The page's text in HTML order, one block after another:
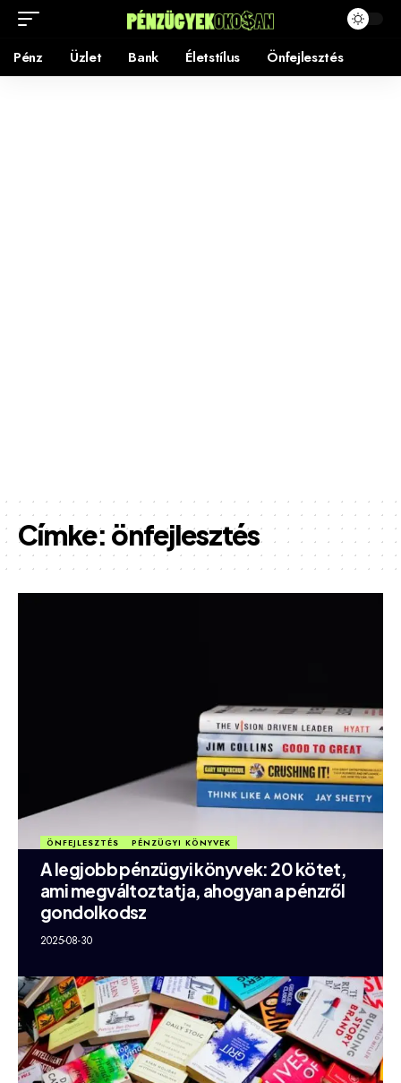
Pénz Üzlet Bank Életstílus Önfejlesztés
Címke: önfejlesztés
ÖNFEJLESZTÉS PÉNZÜGYI KÖNYVEK
A legjobb pénzügyi könyvek: 20 kötet,
ami megváltoztatja, ahogyan a pénzről
gondolkodsz
2025-08-30